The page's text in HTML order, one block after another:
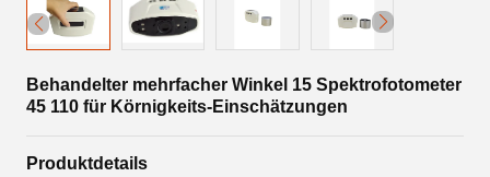
Behandelter mehrfacher Winkel 15 Spektrofotometer
45 110 für Körnigkeits-Einschätzungen
Produktdetails